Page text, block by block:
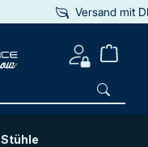
Versand mit